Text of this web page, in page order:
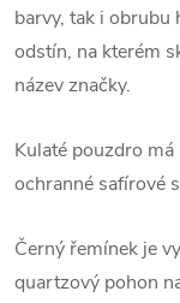
barvy, tak i
odstín, na kterém
název značky.
Kulaté pouzdro
ochranné safírové
Černý řemínek je
quartzový pohon